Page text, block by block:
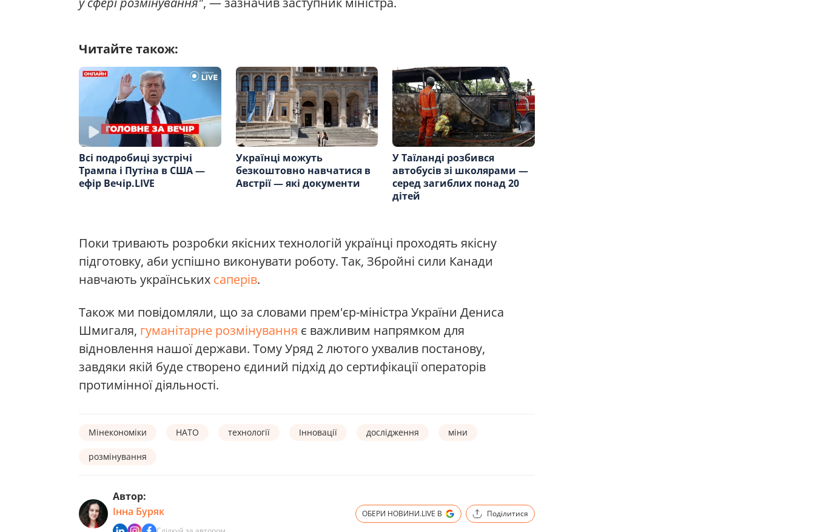
Читайте також:
Всі подробиці зустрічі
Трампа і Путіна в США —
ефір Вечір.LIVE
Українці можуть
безкоштовно навчатися в
Австрії — які документи
У Таїланді розбився
автобусів зі школярами —
серед загиблих понад 20
дітей
Поки тривають розробки якісних технологій українці проходять якісну
підготовку, аби успішно виконувати роботу. Так, Збройні сили Канади
навчають українських саперів.
Також ми повідомляли, що за словами прем'єр-міністра України Дениса
Шмигаля, гуманітарне розмінування є важливим напрямком для
відновлення нашої держави. Тому Уряд 2 лютого ухвалив постанову,
завдяки якій буде створено єдиний підхід до сертифікації операторів
протимінної діяльності.
Мінекономіки НАТО технології Інновації дослідження міни
розмінування
Автор:
Інна Буряк
ОБЕРИ НОВИНИ.LIVE В Поділитися